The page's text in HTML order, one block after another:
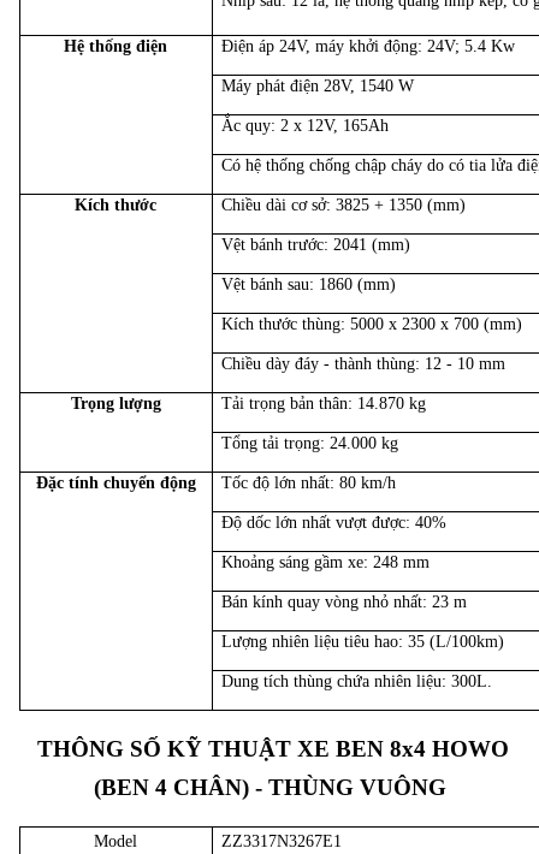
Hệ thống điện Điện áp 24V, máy khởi động: 24V; 5.4 Kw
Máy phát điện 28V, 1540 W
Ắc quy: 2 x 12V, 165Ah
Có hệ thống chống chập cháy do có tia lửa
Kích thước Chiều dài cơ sở: 3825 + 1350 (mm)
Vệt bánh trước: 2041 (mm)
Vệt bánh sau: 1860 (mm)
Kích thước thùng: 5000 x 2300 x 700 (mm)
Chiều dày đáy - thành thùng: 12 - 10 mm
Trọng lượng Tải trọng bản thân: 14.870 kg
Tổng tải trọng: 24.000 kg
Đặc tính chuyển động Tốc độ lớn nhất: 80 km/h
Độ dốc lớn nhất vượt được: 40%
Khoảng sáng gầm xe: 248 mm
Bán kính quay vòng nhỏ nhất: 23 m
Lượng nhiên liệu tiêu hao: 35 (L/100km)
Dung tích thùng chứa nhiên liệu: 300L.
THÔNG SỐ KỸ THUẬT XE BEN8x4HOWO
(BEN 4 CHÂN) - THÙNG VUÔNG
Model ZZ3317N3267E1